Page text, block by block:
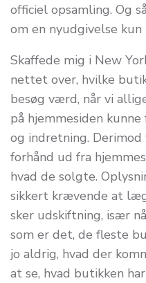
officiel opsamling. Og
om en nyudgivelse
Skaffede mig i New
nettet over, hvilke
besøg værd, når vi
på hjemmesiden
og indretning.
forhånd ud fra
hvad de solgte.
sikkert krævende at
sker udskiftning, især
som er det, de fleste
jo aldrig, hvad der
at se, hvad butikken